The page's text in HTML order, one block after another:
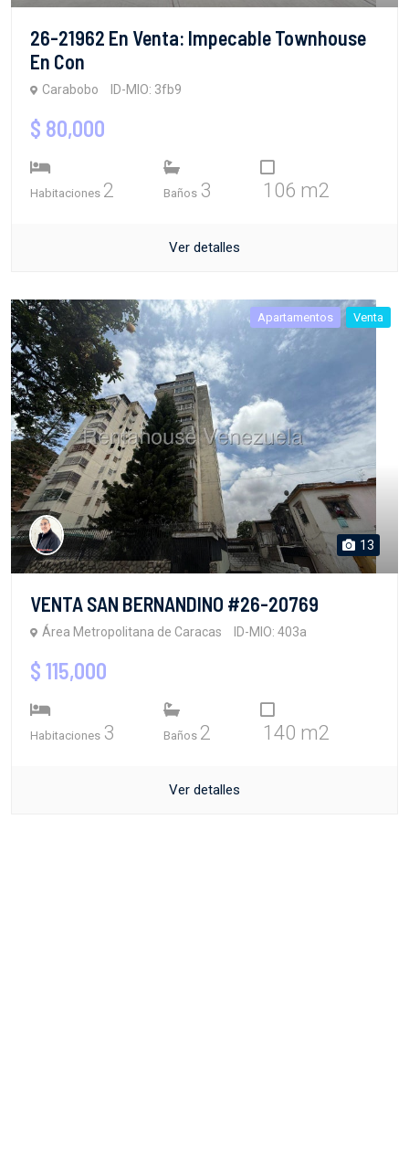
26-21962 En Venta: Impecable Townhouse
En Con
Carabobo ID-MIO: 3fb9
$ 80,000
Habitaciones 2 Baños 3 106 m2
Ver detalles
Apartamentos Venta
13
VENTA SAN BERNANDINO #26-20769
Área Metropolitana de Caracas ID-MIO: 403a
$ 115,000
Habitaciones 3 Baños 2 140 m2
Ver detalles